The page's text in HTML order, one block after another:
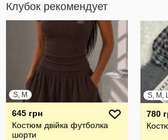
Клубок рекомендует
S, M
645 грн
Костюм двійка футболка
шорти
S, M,
780